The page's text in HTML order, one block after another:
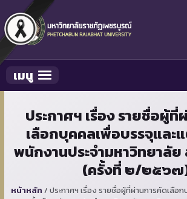
Toggle navigation
เมนู
ประกาศฯ เรื่อง รายชื่อผู้ที่
เลือกบุคคลเพื่อบรรจุและ
พนักงานประจำมหาวิทยาลัย
(ครั้งที่ ๒/๒๕๖
หน้าหลัก / ประกาศฯ เรื่อง รายชื่อผู้ที่ผ่านการคัดเลือ